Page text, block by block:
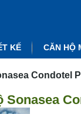
KẾ CĂN HỘ
Condotel
Sonasea